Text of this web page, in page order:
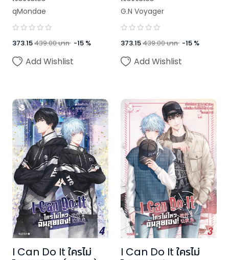
qMondae
373.15439.00บาท -15 %
Add Wishlist
G.N Voyager
373.15439.00บาท -15 %
Add Wishlist
I Can Do It ใครไม่
I Can Do It ใครไม่